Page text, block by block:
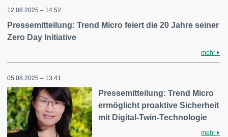
12.08.2025 – 14:52
Pressemitteilung: Trend Micro feiert die 20 Jahre seiner
Zero Day Initiative
mehr
05.08.2025 – 13:41
Pressemitteilung: Trend Micro
ermöglicht proaktive Sicherheit
mit Digital-Twin-Technologie
mehr